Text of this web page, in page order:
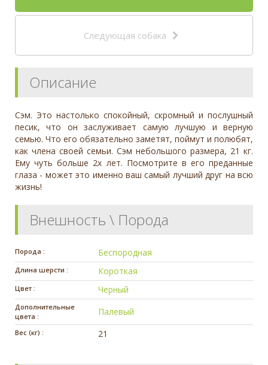
Следующая собака
Описание
Сэм. Это настолько спокойный, скромный и послушный
песик, что он заслуживает самую лучшую и верную
семью. Что его обязательно заметят, поймут и полюбят,
как члена своей семьи. Сэм небольшого размера, 21 кг.
Ему чуть больше 2х лет. Посмотрите в его преданные
глаза - может это именно ваш самый лучший друг на всю
жизнь!
Внешность \ Порода
Порода : Беспородная
Длина шерсти : Короткая
Цвет : Черный
Дополнительные
цвета :
Палевый
Вес (кг) : 21